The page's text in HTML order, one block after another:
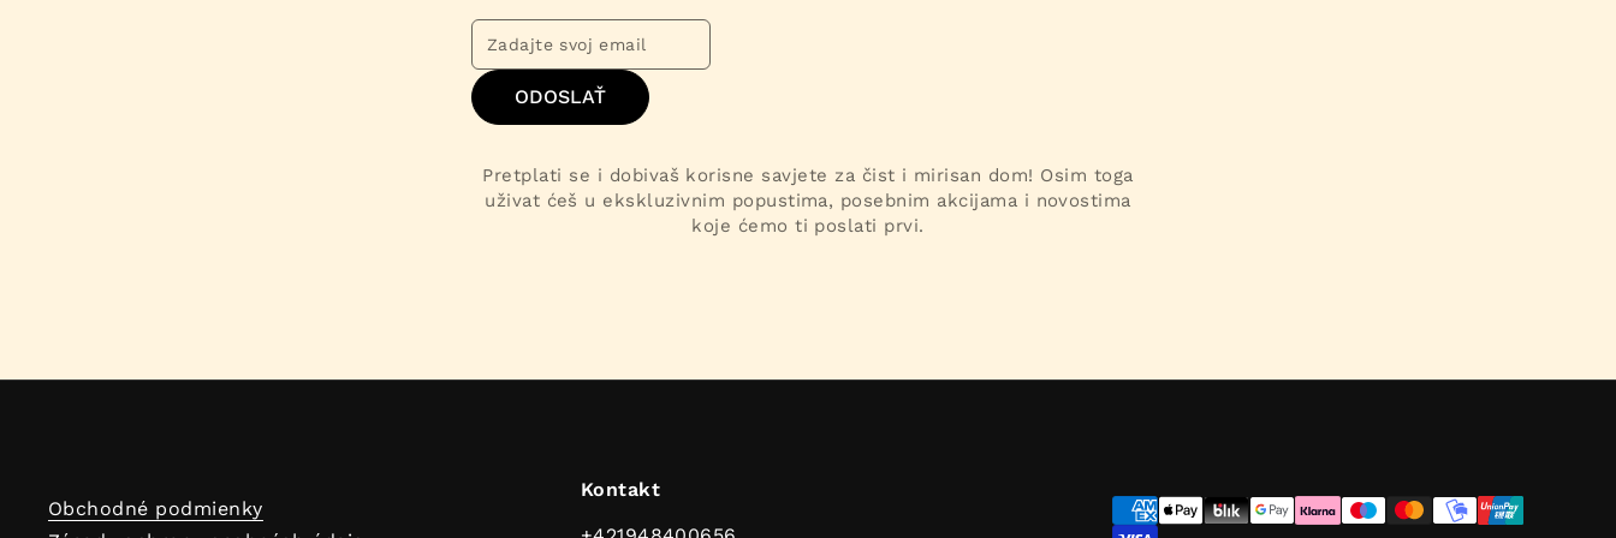
ODOSLAŤ
Pretplati se i dobivaš korisne savjete za čist i mirisan dom! Osim toga
uživat ćeš u ekskluzivnim popustima, posebnim akcijama i novostima
koje ćemo ti poslati prvi.
Obchodné podmienky
Kontakt